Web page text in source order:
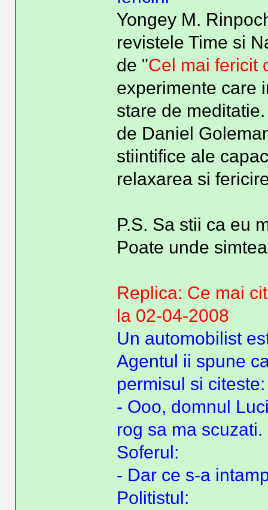
Yongey M.
revistele Time si
de "Cel mai fericit
experimente care
stare de
de Daniel
stiintifice ale
relaxarea si
P.S. Sa stii ca eu
Poate unde
Replica: Ce mai
la 02-04-2008
Un automobilist
Agentul ii spune
permisul si citeste:
- Ooo, domnul
rog sa ma scuzati.
Soferul:
- Dar ce s-a
Politistul: